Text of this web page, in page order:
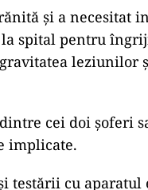
și a necesitat
spital pentru
leziunilor
cei doi șoferi
implicate.
testării cu